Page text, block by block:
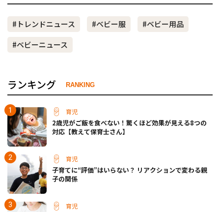
#トレンドニュース #ベビー服
#ベビー用品
#ベビーニュース
ランキング RANKING
育児
2歳児がご飯を食べない！驚くほど効果が見える8つの
対応【教えて保育士さん】
育児
子育てに“評価”はいらない？ リアクションで変わる親
子の関係
育児